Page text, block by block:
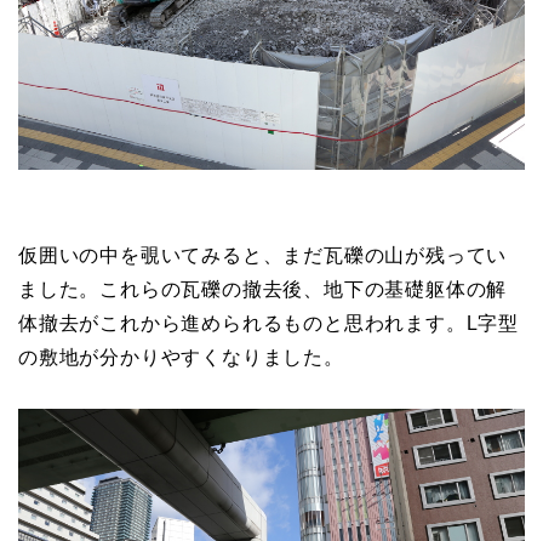
仮囲いの中を覗いてみると、まだ瓦礫の山が残ってい
ました。これらの瓦礫の撤去後、地下の基礎躯体の解
体撤去がこれから進められるものと思われます。L字型
の敷地が分かりやすくなりました。